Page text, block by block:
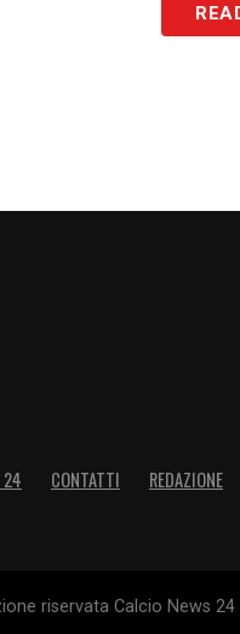
SU
24 CONTATTI REDAZIONE
riservata Calcio News